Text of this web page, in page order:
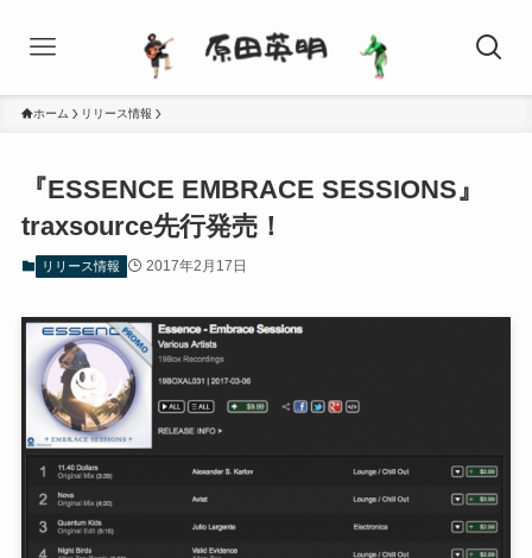
ホーム リリース情報
『ESSENCE EMBRACE SESSIONS』
traxsource先行発売！
リリース情報 2017年2月17日